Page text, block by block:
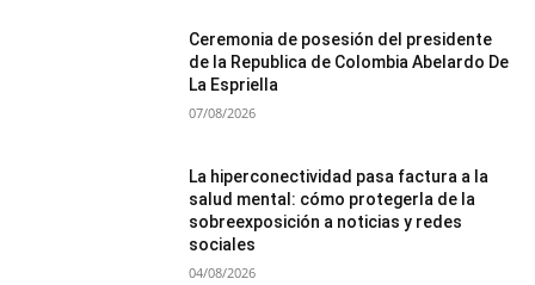
Ceremonia de posesión del presidente
de la Republica de Colombia Abelardo De
La Espriella
07/08/2026
La hiperconectividad pasa factura a la
salud mental: cómo protegerla de la
sobreexposición a noticias y redes
sociales
04/08/2026